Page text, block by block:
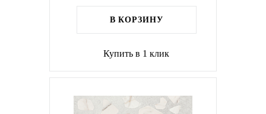
В КОРЗИНУ
Купить в 1 клик